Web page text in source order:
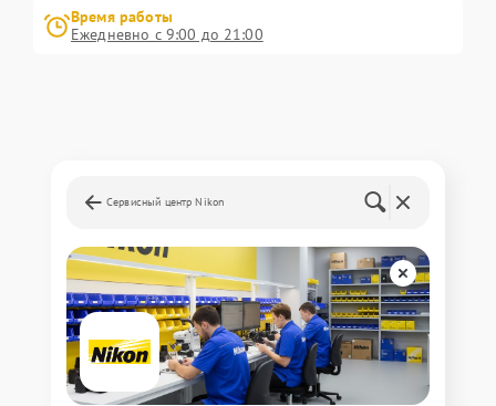
Время работы
Ежедневно с 9:00 до 21:00
Сервисный центр Nikon